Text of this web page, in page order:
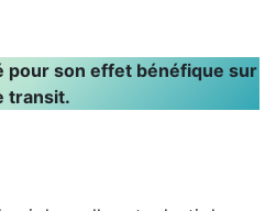
pour son effet bénéfique sur
transit.